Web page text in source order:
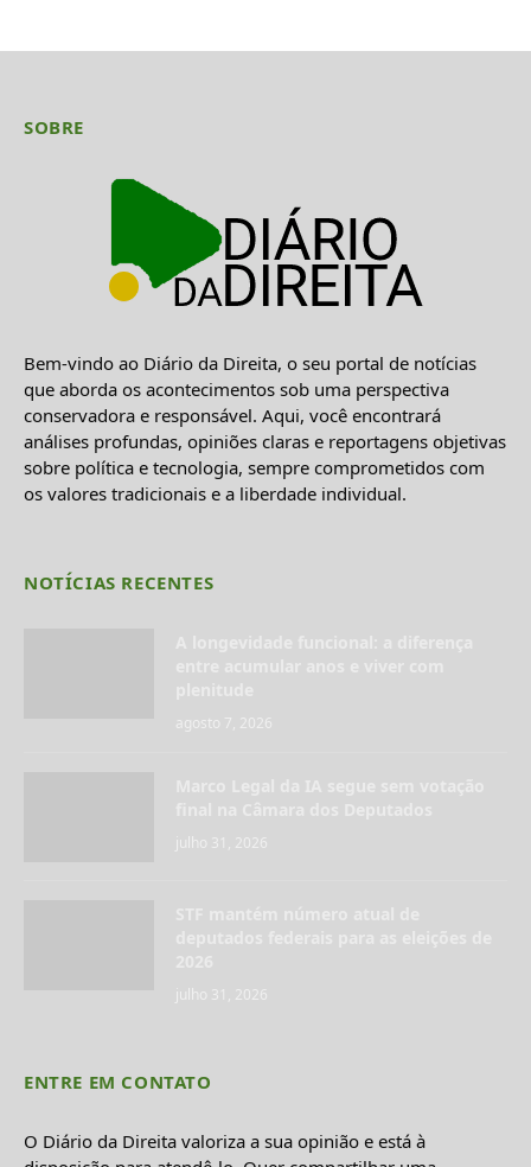
SOBRE
Bem-vindo ao Diário da Direita, o seu portal de notícias
que aborda os acontecimentos sob uma perspectiva
conservadora e responsável. Aqui, você encontrará
análises profundas, opiniões claras e reportagens objetivas
sobre política e tecnologia, sempre comprometidos com
os valores tradicionais e a liberdade individual.
NOTÍCIAS RECENTES
agosto 7, 2026
julho 31, 2026
julho 31, 2026
ENTRE EM CONTATO
O Diário da Direita valoriza a sua opinião e está à